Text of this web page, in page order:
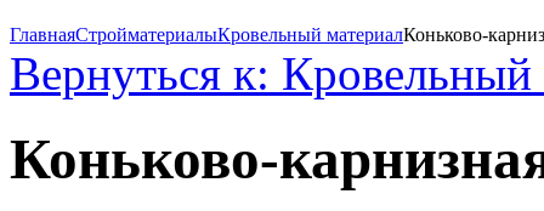
ГлавнаяСтройматериалыКровельный материалКоньково-
Вернуться к: Кровельный
Коньково-